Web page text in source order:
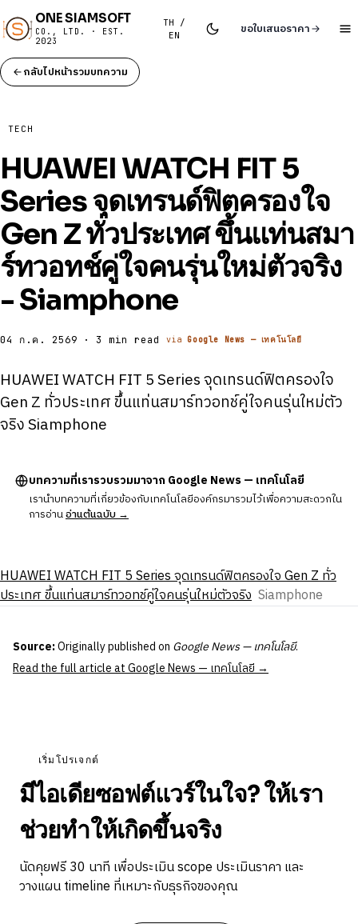
ONE SIAMSOFT
CO., LTD. · EST.
2023
TH /
EN
ขอใบเสนอราคา
กลับไปหน้ารวมบทความ
TECH
HUAWEI WATCH FIT 5
Series จุดเทรนด์ฟิตครองใจ
Gen Z ทั่วประเทศ ขึ้นแท่นสมา
ร์ทวอทช์คู่ใจคนรุ่นใหม่ตัวจริง
- Siamphone
04 ก.ค. 2569 · 3 min read viaGoogle News — เทคโนโลยี
HUAWEI WATCH FIT 5 Series จุดเทรนด์ฟิตครองใจ
Gen Z ทั่วประเทศ ขึ้นแท่นสมาร์ทวอทช์คู่ใจคนรุ่นใหม่ตัว
จริง Siamphone
บทความที่เรารวบรวมมาจาก Google News — เทคโนโลยี
เรานำบทความที่เกี่ยวข้องกับเทคโนโลยีองค์กรมารวมไว้เพื่อความสะดวกใน
การอ่านอ่านต้นฉบับ →
HUAWEI WATCH FIT 5 Series จุดเทรนด์ฟิตครองใจ Gen Z ทั่ว
ประเทศ ขึ้นแท่นสมาร์ทวอทช์คู่ใจคนรุ่นใหม่ตัวจริง Siamphone
Source:Originally published on Google News — เทคโนโลยี.
Read the full article at Google News — เทคโนโลยี →
เริ่มโปรเจกต์
มีไอเดียซอฟต์แวร์ในใจ? ให้เรา
ช่วยทำให้เกิดขึ้นจริง
นัดคุยฟรี 30 นาที เพื่อประเมิน scope ประเมินราคา และ
วางแผน timeline ที่เหมาะกับธุรกิจของคุณ